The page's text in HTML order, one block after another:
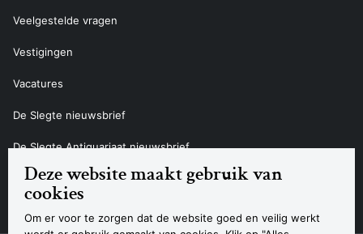
Deze website maakt gebruik van
cookies
Om er voor te zorgen dat de website goed en veilig werkt
Veelgestelde vragen
Vestigingen
Vacatures
De Slegte nieuwsbrief
De Slegte Antiquariaat nieuwsbrief
Contact